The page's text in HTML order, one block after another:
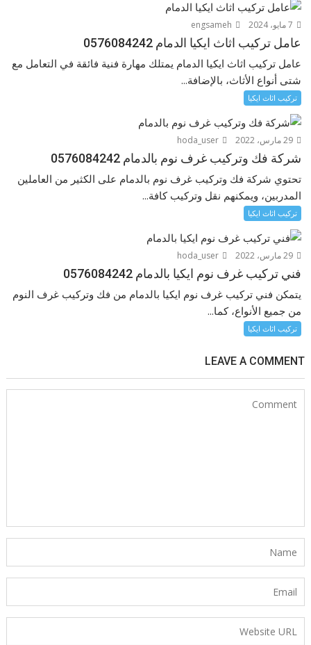
عامل تركيب اثاث ايكيا الدمام 0576084242
عامل تركيب اثاث ايكيا الدمام يمتلك مهارة فنية فائقة في التعامل مع
شتى أنواع الأثاث، بالإضافة...
تركيب اثاث ايكيا
29 مارس، 2022 hoda_user
شركة فك وتركيب غرف نوم بالدمام 0576084242
تحتوي شركة فك وتركيب غرف نوم بالدمام على الكثير من العاملين
المدربين، ويمكنهم نقل وتركيب كافة...
تركيب اثاث ايكيا
29 مارس، 2022 hoda_user
فني تركيب غرف نوم ايكيا بالدمام 0576084242
يتمكن فني تركيب غرف نوم ايكيا بالدمام من فك وتركيب غرف النوم
من جميع الأنواع، كما...
تركيب اثاث ايكيا
LEAVE A COMMENT